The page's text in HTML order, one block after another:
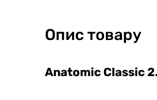
Опис товару
Anatomic Classic